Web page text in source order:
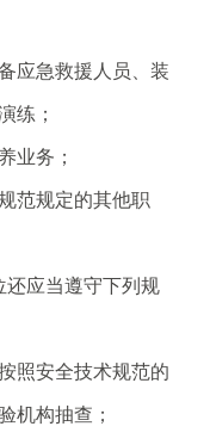
急救援人员、装
练；
业务；
范规定的其他职
应当遵守下列规
安全技术规范的
机构抽查；